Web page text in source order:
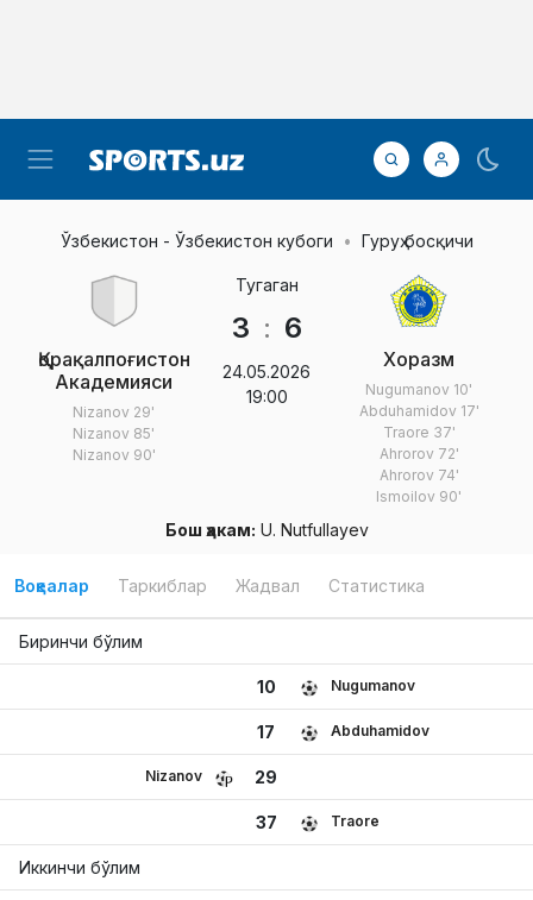
Ўзбекистон - Ўзбекистон кубоги Гуруҳ босқичи
Қорақалпоғистон
Академияси
Nizanov 29'
Nizanov 85'
Nizanov 90'
Тугаган
3 : 6
24.05.2026
19:00
Хоразм
Nugumanov 10'
Abduhamidov 17'
Traore 37'
Ahrorov 72'
Ahrorov 74'
Ismoilov 90'
Бош ҳакам: U. Nutfullayev
Воқеалар Таркиблар Жадвал Статистика
Биринчи бўлим
10 Nugumanov
17 Abduhamidov
29
Nizanov
37 Traore
Иккинчи бўлим